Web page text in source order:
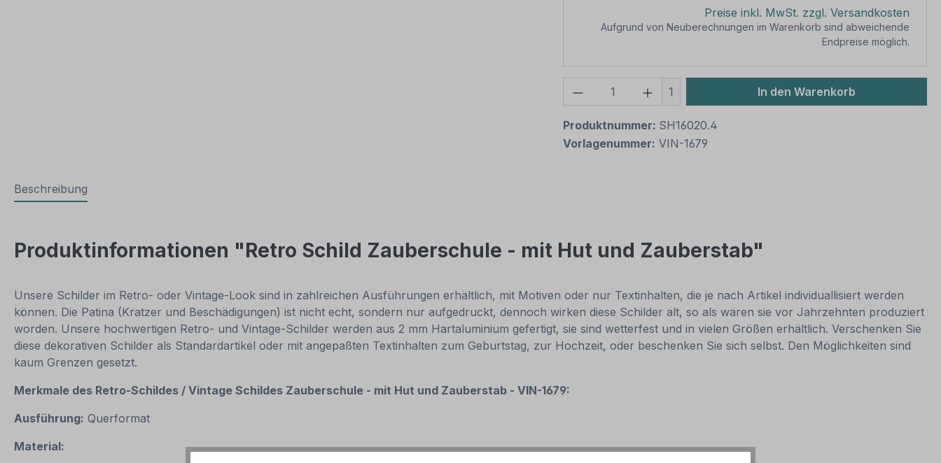
Preise inkl. MwSt. zzgl. Versandkosten
Aufgrund von Neuberechnungen im Warenkorb sind abweichende
Endpreise möglich.
Produkt Anzahl: Gib den gewünschten Wert
1 In den Warenkorb
Produktnummer: SH16020.4
Vorlagenummer: VIN-1679
Beschreibung
Produktinformationen "Retro Schild Zauberschule - mit Hut und Zauberstab"
Unsere Schilder im Retro- oder Vintage-Look sind in zahlreichen Ausführungen erhältlich, mit Motiven oder nur Textinhalten, die je nach Artikel individuallisiert werden
können. Die Patina (Kratzer und Beschädigungen) ist nicht echt, sondern nur aufgedruckt, dennoch wirken diese Schilder alt, so als wären sie vor Jahrzehnten produziert
worden. Unsere hochwertigen Retro- und Vintage-Schilder werden aus 2 mm Hartaluminium gefertigt, sie sind wetterfest und in vielen Größen erhältlich. Verschenken Sie
diese dekorativen Schilder als Standardartikel oder mit angepaßten Textinhalten zum Geburtstag, zur Hochzeit, oder beschenken Sie sich selbst. Den Möglichkeiten sind
kaum Grenzen gesetzt.
Merkmale des Retro-Schildes / Vintage Schildes Zauberschule - mit Hut und Zauberstab - VIN-1679:
Ausführung: Querformat
Material: